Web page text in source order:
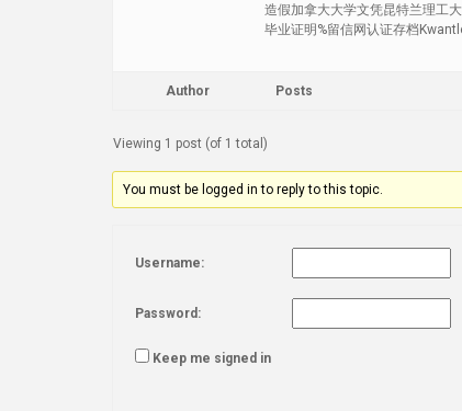
造假加拿大大学文凭昆特兰理工
毕业证明%留信网认证存档
Author Posts
Viewing 1 post (of 1 total)
You must be logged in to reply to this topic.
Username:
Password:
Keep me signed in